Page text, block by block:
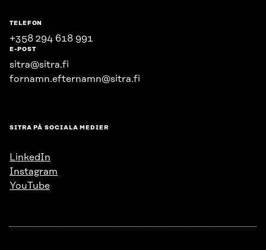
TELEFON
+358 294 618 991
E-POST
sitra@sitra.fi
fornamn.efternamn@sitra.fi
SITRA PÅ SOCIALA MEDIER
LinkedIn
Instagram
YouTube